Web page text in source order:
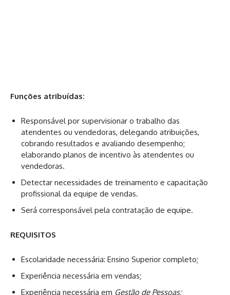
Funções atribuídas:
Responsável por supervisionar o trabalho das
atendentes ou vendedoras, delegando atribuições,
cobrando resultados e avaliando desempenho;
elaborando planos de incentivo às atendentes ou
vendedoras.
Detectar necessidades de treinamento e capacitação
profissional da equipe de vendas.
Será corresponsável pela contratação de equipe.
REQUISITOS
Escolaridade necessária: Ensino Superior completo;
Experiência necessária em vendas;
Experiência necessária em Gestão de Pessoas;